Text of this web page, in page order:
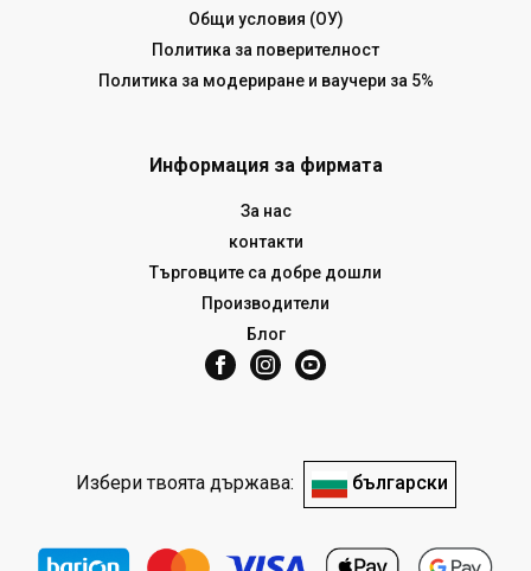
Общи условия (ОУ)
Политика за поверителност
Политика за модериране и ваучери за 5%
Информация за фирмата
За нас
контакти
Търговците са добре дошли
Производители
Блог
Избери твоята държава: български